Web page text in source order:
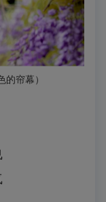
的帘幕 ）